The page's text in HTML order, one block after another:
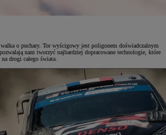
o puchary. Tor wyścigowy jest poligonem doświadczalnym
nam tworzyć najbardziej dopracowane technologie, które
drogi całego świata.